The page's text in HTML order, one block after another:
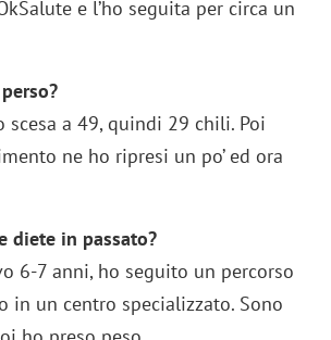
e l’ho seguita per circa un
scesa a 49, quindi 29 chili. Poi
ne ho ripresi un po’ ed ora
diete in passato?
6-7 anni, ho seguito un percorso
in un centro specializzato. Sono